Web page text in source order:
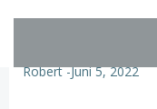
Robert -Juni 5, 2022